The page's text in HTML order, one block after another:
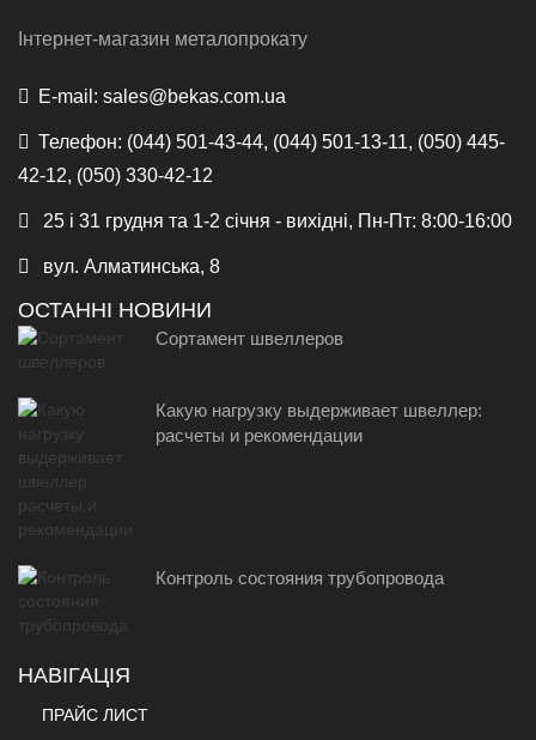
Інтернет-магазин металопрокату
E-mail: sales@bekas.com.ua
Телефон: (044) 501-43-44, (044) 501-13-11, (050) 445-
42-12, (050) 330-42-12
25 і 31 грудня та 1-2 січня - вихідні, Пн-Пт: 8:00-16:00
вул. Алматинська, 8
ОСТАННІ НОВИНИ
Сортамент швеллеров
Какую нагрузку выдерживает швеллер:
расчеты и рекомендации
Контроль состояния трубопровода
НАВІГАЦІЯ
ПРАЙС ЛИСТ